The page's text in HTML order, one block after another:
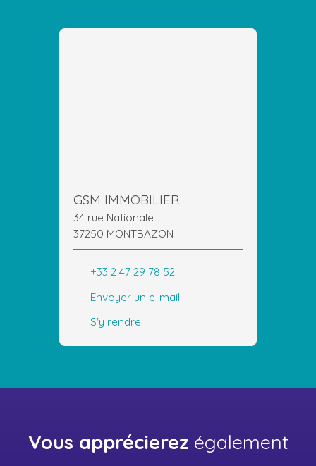
GSM IMMOBILIER
34 rue Nationale
37250 MONTBAZON
+33 2 47 29 78 52
Envoyer un e-mail
S'y rendre
Vous apprécierez également